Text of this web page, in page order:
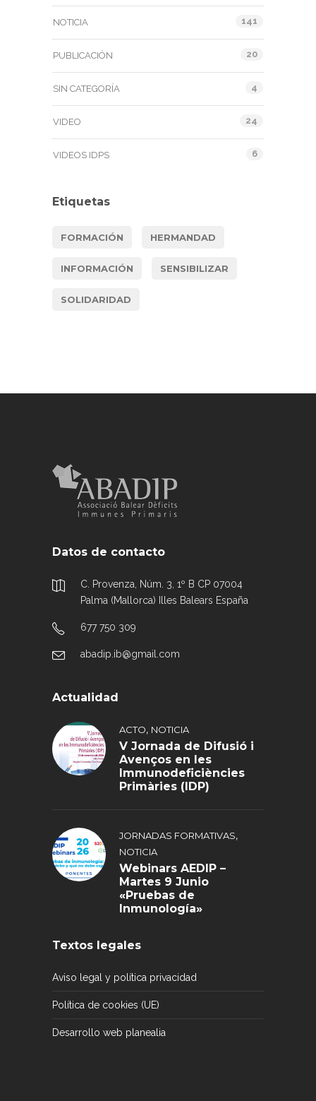
NOTICIA 141
PUBLICACIÓN 20
SIN CATEGORÍA 4
VIDEO 24
VIDEOS IDPS 6
Etiquetas
FORMACIÓN HERMANDAD
INFORMACIÓN SENSIBILIZAR
SOLIDARIDAD
Datos de contacto
C. Provenza, Núm. 3, 1º B CP 07004
Palma (Mallorca) Illes Balears España
677 750 309
abadip.ib@gmail.com
Actualidad
ACTO, NOTICIA
V Jornada de Difusió i
Avenços en les
Immunodeficiències
Primàries (IDP)
JORNADAS FORMATIVAS,
NOTICIA
Webinars AEDIP –
Martes 9 Junio
«Pruebas de
Inmunología»
Textos legales
Aviso legal y política privacidad
Política de cookies (UE)
Desarrollo web planealia